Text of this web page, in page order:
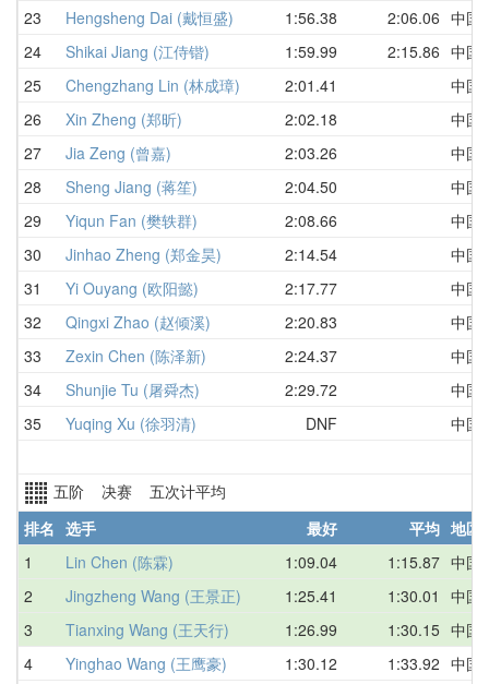
23
Hengsheng Dai (戴恒盛) 1:56.38 2:06.06 中国
24
Shikai Jiang (江侍锴) 1:59.99 2:15.86 中国
25
Chengzhang Lin (林成璋) 2:01.41
中国
26
Xin Zheng (郑昕) 2:02.18
中国
27
Jia Zeng (曾嘉) 2:03.26
中国
28
Sheng Jiang (蒋笙) 2:04.50
中国
29
Yiqun Fan (樊轶群) 2:08.66
中国
30
Jinhao Zheng (郑金昊) 2:14.54
中国
31
Yi Ouyang (欧阳懿) 2:17.77
中国
32
Qingxi Zhao (赵倾溪) 2:20.83
中国
33
Zexin Chen (陈泽新) 2:24.37
中国
34
Shunjie Tu (屠舜杰) 2:29.72
中国
35
Yuqing Xu (徐羽清) DNF 中国
五阶 决赛 五次计平均
排名 选手 最好 平均 地区
1
Lin Chen (陈霖) 1:09.04 1:15.87 中国
2
Jingzheng Wang (王景正) 1:25.41 1:30.01
中国
3
Tianxing Wang (王天行) 1:26.99 1:30.15 中国
4
Yinghao Wang (王鹰豪) 1:30.12 1:33.92 中国